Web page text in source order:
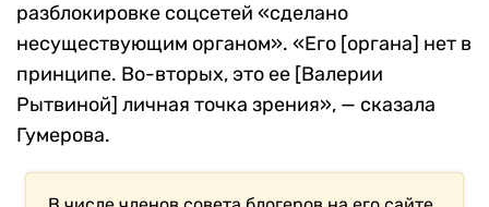
разблокировке соцсетей «сделано
несуществующим органом». «Его [органа] нет в
принципе. Во-вторых, это ее [Валерии
Рытвиной] личная точка зрения», — сказала
Гумерова.